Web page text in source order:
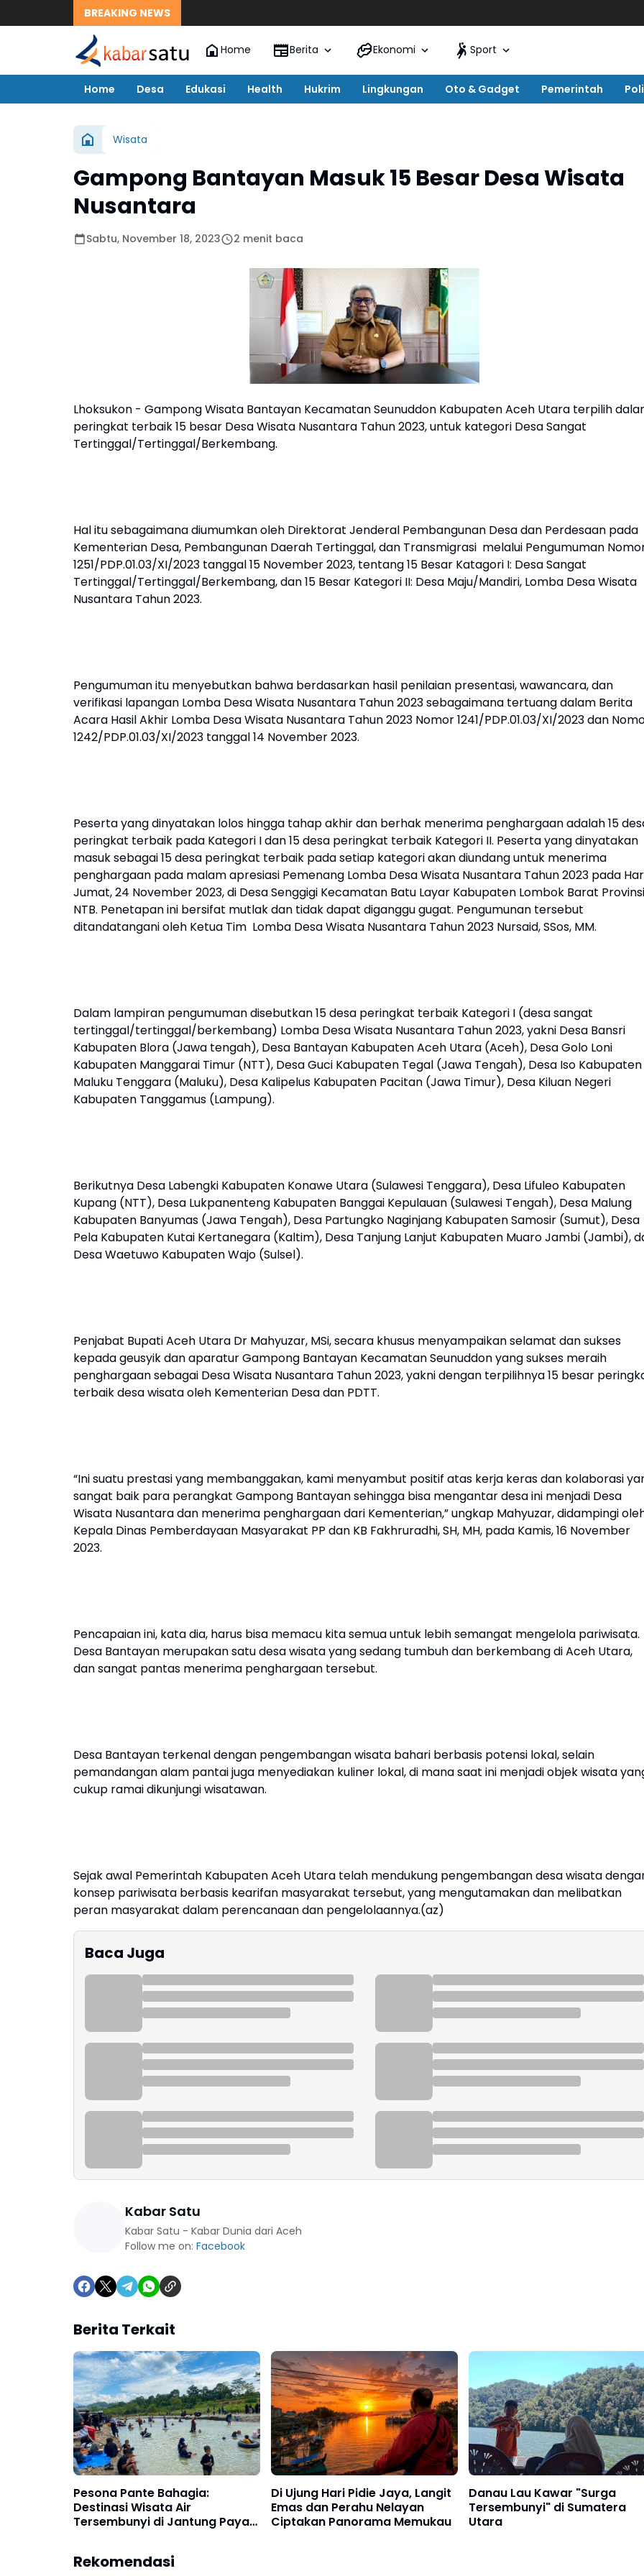
BREAKING NEWS
Home Berita Ekonomi Sport
Home Desa Edukasi Health Hukrim Lingkungan Oto & Gadget Pemerintah
Wisata
Gampong Bantayan Masuk 15 Besar Desa Wisata
Nusantara
Sabtu, November 18, 2023 2 menit baca
Lhoksukon - Gampong Wisata Bantayan Kecamatan Seunuddon Kabupaten Aceh Utara terpilih
peringkat terbaik 15 besar Desa Wisata Nusantara Tahun 2023, untuk kategori Desa Sangat
Tertinggal/Tertinggal/Berkembang.
Hal itu sebagaimana diumumkan oleh Direktorat Jenderal Pembangunan Desa dan Perdesaan pada
Kementerian Desa, Pembangunan Daerah Tertinggal, dan Transmigrasi melalui Pengumuman
1251/PDP.01.03/XI/2023 tanggal 15 November 2023, tentang 15 Besar Katagori I: Desa Sangat
Tertinggal/Tertinggal/Berkembang, dan 15 Besar Kategori II: Desa Maju/Mandiri, Lomba Desa Wisata
Nusantara Tahun 2023.
Pengumuman itu menyebutkan bahwa berdasarkan hasil penilaian presentasi, wawancara, dan
verifikasi lapangan Lomba Desa Wisata Nusantara Tahun 2023 sebagaimana tertuang dalam Berita
Acara Hasil Akhir Lomba Desa Wisata Nusantara Tahun 2023 Nomor 1241/PDP.01.03/XI/2023 dan
1242/PDP.01.03/XI/2023 tanggal 14 November 2023.
Peserta yang dinyatakan lolos hingga tahap akhir dan berhak menerima penghargaan adalah 15
peringkat terbaik pada Kategori I dan 15 desa peringkat terbaik Kategori II. Peserta yang dinyatakan
masuk sebagai 15 desa peringkat terbaik pada setiap kategori akan diundang untuk menerima
penghargaan pada malam apresiasi Pemenang Lomba Desa Wisata Nusantara Tahun 2023 pada
Jumat, 24 November 2023, di Desa Senggigi Kecamatan Batu Layar Kabupaten Lombok Barat Provinsi
NTB. Penetapan ini bersifat mutlak dan tidak dapat diganggu gugat. Pengumunan tersebut
ditandatangani oleh Ketua Tim Lomba Desa Wisata Nusantara Tahun 2023 Nursaid, SSos, MM.
Dalam lampiran pengumuman disebutkan 15 desa peringkat terbaik Kategori I (desa sangat
tertinggal/tertinggal/berkembang) Lomba Desa Wisata Nusantara Tahun 2023, yakni Desa Bansri
Kabupaten Blora (Jawa tengah), Desa Bantayan Kabupaten Aceh Utara (Aceh), Desa Golo Loni
Kabupaten Manggarai Timur (NTT), Desa Guci Kabupaten Tegal (Jawa Tengah), Desa Iso Kabupaten
Maluku Tenggara (Maluku), Desa Kalipelus Kabupaten Pacitan (Jawa Timur), Desa Kiluan Negeri
Kabupaten Tanggamus (Lampung).
Berikutnya Desa Labengki Kabupaten Konawe Utara (Sulawesi Tenggara), Desa Lifuleo Kabupaten
Kupang (NTT), Desa Lukpanenteng Kabupaten Banggai Kepulauan (Sulawesi Tengah), Desa Malung
Kabupaten Banyumas (Jawa Tengah), Desa Partungko Naginjang Kabupaten Samosir (Sumut), Desa
Pela Kabupaten Kutai Kertanegara (Kaltim), Desa Tanjung Lanjut Kabupaten Muaro Jambi (Jambi),
Desa Waetuwo Kabupaten Wajo (Sulsel).
Penjabat Bupati Aceh Utara Dr Mahyuzar, MSi, secara khusus menyampaikan selamat dan sukses
kepada geusyik dan aparatur Gampong Bantayan Kecamatan Seunuddon yang sukses meraih
penghargaan sebagai Desa Wisata Nusantara Tahun 2023, yakni dengan terpilihnya 15 besar
terbaik desa wisata oleh Kementerian Desa dan PDTT.
“Ini suatu prestasi yang membanggakan, kami menyambut positif atas kerja keras dan kolaborasi
sangat baik para perangkat Gampong Bantayan sehingga bisa mengantar desa ini menjadi Desa
Wisata Nusantara dan menerima penghargaan dari Kementerian,” ungkap Mahyuzar, didampingi
Kepala Dinas Pemberdayaan Masyarakat PP dan KB Fakhruradhi, SH, MH, pada Kamis, 16 November
2023.
Pencapaian ini, kata dia, harus bisa memacu kita semua untuk lebih semangat mengelola pariwisata.
Desa Bantayan merupakan satu desa wisata yang sedang tumbuh dan berkembang di Aceh Utara,
dan sangat pantas menerima penghargaan tersebut.
Desa Bantayan terkenal dengan pengembangan wisata bahari berbasis potensi lokal, selain
pemandangan alam pantai juga menyediakan kuliner lokal, di mana saat ini menjadi objek wisata
cukup ramai dikunjungi wisatawan.
Sejak awal Pemerintah Kabupaten Aceh Utara telah mendukung pengembangan desa wisata
konsep pariwisata berbasis kearifan masyarakat tersebut, yang mengutamakan dan melibatkan
peran masyarakat dalam perencanaan dan pengelolaannya.(az)
Baca Juga
Kabar Satu
Kabar Satu - Kabar Dunia dari Aceh
Follow me on: Facebook
Berita Terkait
Pesona Pante Bahagia:
Destinasi Wisata Air
Tersembunyi di Jantung Paya
Di Ujung Hari Pidie Jaya, Langit
Emas dan Perahu Nelayan
Ciptakan Panorama Memukau
Danau Lau Kawar "Surga
Tersembunyi" di Sumatera
Utara
Rekomendasi